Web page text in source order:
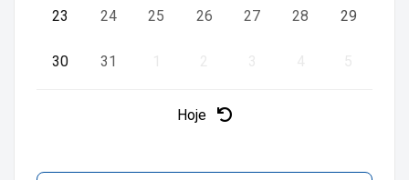
23 24 25 26 27 28 29
30 31
Hoje